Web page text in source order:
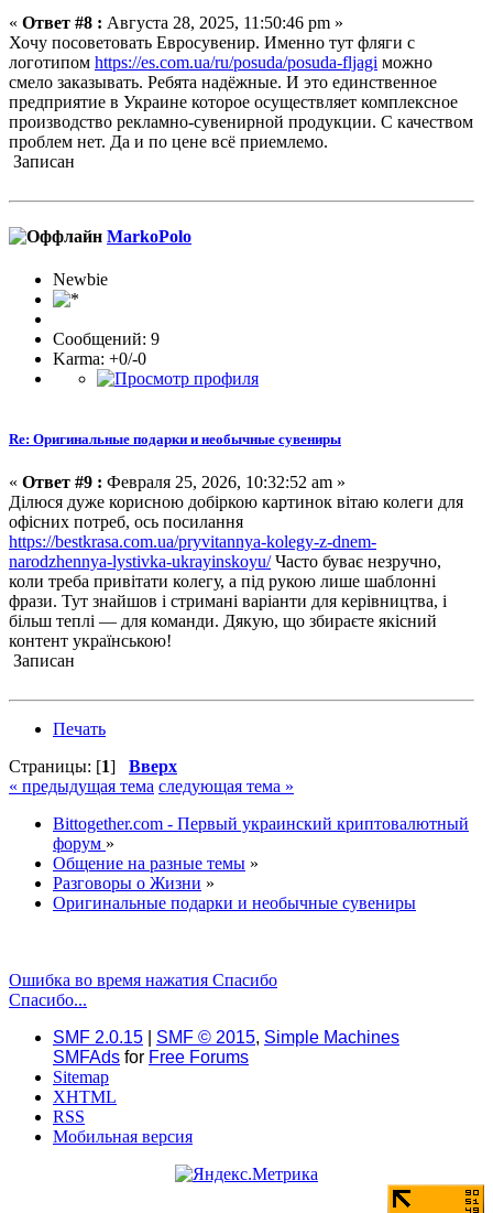
« Ответ #8 : Августа 28, 2025, 11:50:46 pm »
Хочу посоветовать Евросувенир. Именно тут фляги с
логотипом https://es.com.ua/ru/posuda/posuda-fljagi можно
смело заказывать. Ребята надёжные. И это единственное
предприятие в Украине которое осуществляет комплексное
производство рекламно-сувенирной продукции. С качеством
проблем нет. Да и по цене всё приемлемо.
Записан
MarkoPolo
Newbie
Сообщений: 9
Karma: +0/-0
Re: Оригинальные подарки и необычные сувениры
« Ответ #9 : Февраля 25, 2026, 10:32:52 am »
Дiлюся дуже корисною добіркою картинок вітаю колеги для
офісних потреб, ось посилання
https://bestkrasa.com.ua/pryvitannya-kolegy-z-dnem-
narodzhennya-lystivka-ukrayinskoyu/Часто буває незручно,
коли треба привітати колегу, а під рукою лише шаблонні
фрази. Тут знайшов і стримані варіанти для керівництва, і
більш теплі — для команди. Дякую, що збираєте якісний
контент українською!
Записан
Печать
Страницы: [1] Вверх
« предыдущая тема следующая тема »
Bittogether.com - Первый украинский криптовалютный
форум »
Общение на разные темы »
Разговоры о Жизни »
Оригинальные подарки и необычные сувениры
Ошибка во время нажатия Спасибо
Спасибо...
SMF 2.0.15
SMF © 2015, Simple Machines
SMFAds for Free Forums
Sitemap
XHTML
RSS
Мобильная версия